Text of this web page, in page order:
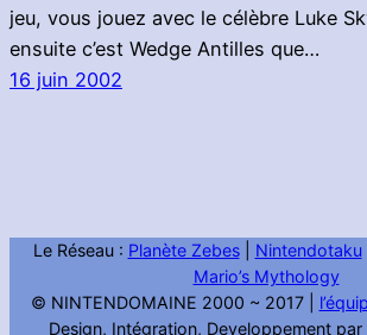
jeu, vous jouez avec le célèbre Luke
ensuite c’est Wedge Antilles que…
16 juin 2002
Le Réseau : Planète Zebes| Nintendotaku|
Mario’s Mythology
© NINTENDOMAINE 2000 ~ 2017 |
Design, Intégration, Developpement par